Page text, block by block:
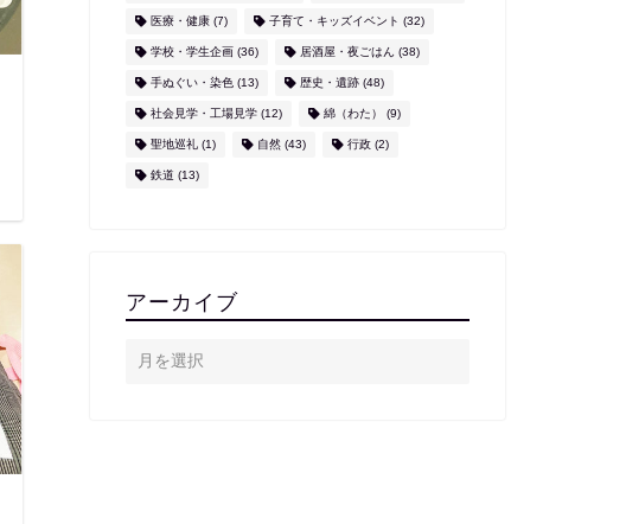
医療・健康(7) 子育て・キッズイベント (32)
学校・学生企画(36) 居酒屋・夜ごはん (38)
手ぬぐい・染色 (13) 歴史・遺跡(48)
社会見学・工場見学(12) 綿（わた） (9)
聖地巡礼(1) 自然(43) 行政(2)
鉄道 (13)
アーカイブ